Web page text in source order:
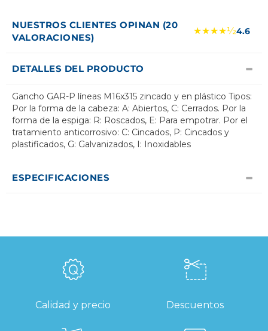
NUESTROS CLIENTES OPINAN (20
VALORACIONES)
★★★★½4.6
DETALLES DEL PRODUCTO
Gancho GAR-P líneas M16x315 zincado y en plástico Tipos:
Por la forma de la cabeza: A: Abiertos, C: Cerrados. Por la
forma de la espiga: R: Roscados, E: Para empotrar. Por el
tratamiento anticorrosivo: C: Cincados, P: Cincados y
plastificados, G: Galvanizados, I: Inoxidables
ESPECIFICACIONES
Calidad y precio Descuentos